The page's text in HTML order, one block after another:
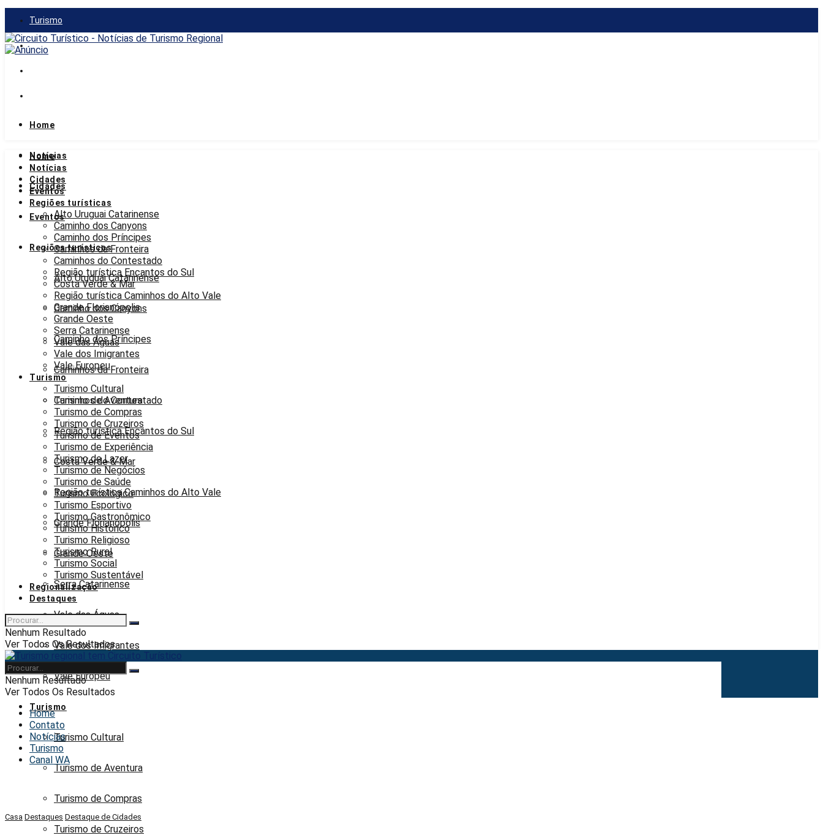
Turismo
Gastronomia
sexta-feira, 7 de agosto de 2026
Home
Notícias
Cidades
Eventos
Regiões turísticas
Alto Uruguai Catarinense
Caminho dos Canyons
Caminho dos Príncipes
Caminhos da Fronteira
Caminhos do Contestado
Região turística Encantos do Sul
Costa Verde & Mar
Região turística Caminhos do Alto Vale
Grande Florianópolis
Grande Oeste
Serra Catarinense
Vale das Águas
Vale dos Imigrantes
Vale Europeu
Turismo
Turismo Cultural
Turismo de Aventura
Turismo de Compras
Turismo de Cruzeiros
Home
Notícias
Cidades
Eventos
Regiões turísticas
Alto Uruguai Catarinense
Caminho dos Canyons
Caminho dos Príncipes
Caminhos da Fronteira
Caminhos do Contestado
Região turística Encantos do Sul
Costa Verde & Mar
Região turística Caminhos do Alto Vale
Grande Florianópolis
Grande Oeste
Serra Catarinense
Vale das Águas
Vale dos Imigrantes
Vale Europeu
Turismo
Turismo Cultural
Turismo de Aventura
Turismo de Compras
Turismo de Cruzeiros
Turismo de Eventos
Turismo de Experiência
Turismo de Lazer
Turismo de Negócios
Turismo de Saúde
Turismo Ecológico
Turismo Esportivo
Turismo Gastronômico
Turismo Histórico
Turismo Religioso
Turismo Rural
Turismo Social
Turismo Sustentável
Regionalização
Destaques
Nenhum Resultado
Ver Todos Os Resultados
Nenhum Resultado
Ver Todos Os Resultados
Home
Contato
Notícias
Turismo
Canal WA
Casa Destaques Destaque de Cidades